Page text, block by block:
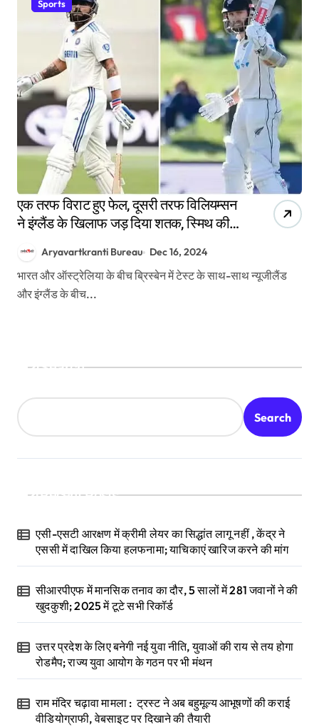
Sports
एक तरफ विराट हुए फेल, दूसरी तरफ विलियम्सन
ने इंग्लैंड के खिलाफ जड़ दिया शतक, स्मिथ की
Aryavartkranti Bureau Dec 16, 2024
भारत और ऑस्ट्रेलिया के बीच ब्रिस्बेन में टेस्ट के साथ-साथ न्यूजीलैंड
और इंग्लैंड के बीच...
Search
Search
Recent Posts
एसी-एसटी आरक्षण में क्रीमी लेयर का सिद्धांत लागू नहीं , केंद्र ने
एससी में दाखिल किया हलफनामा; याचिकाएं खारिज करने की मांग
सीआरपीएफ में मानसिक तनाव का दौर, 5 सालों में 281 जवानों ने की
खुदकुशी; 2025 में टूटे सभी रिकॉर्ड
उत्तर प्रदेश के लिए बनेगी नई युवा नीति, युवाओं की राय से तय होगा
रोडमैप; राज्य युवा आयोग के गठन पर भी मंथन
राम मंदिर चढ़ावा मामला : ट्रस्ट ने अब बहुमूल्य आभूषणों की कराई
वीडियोग्राफी, वेबसाइट पर दिखाने की तैयारी